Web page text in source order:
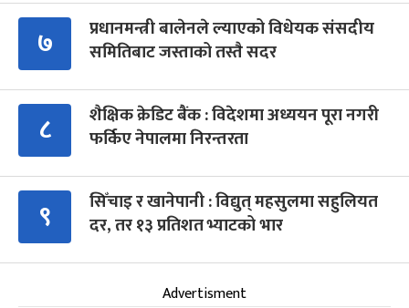
७
प्रधानमन्त्री बालेनले ल्याएको विधेयक संसदीय
समितिबाट जस्ताको तस्तै सदर
८
शैक्षिक क्रेडिट बैंक : विदेशमा अध्ययन पूरा नगरी
फर्किए नेपालमा निरन्तरता
९
सिँचाइ र खानेपानी : विद्युत् महसुलमा सहुलियत
दर, तर १३ प्रतिशत भ्याटको भार
Advertisment